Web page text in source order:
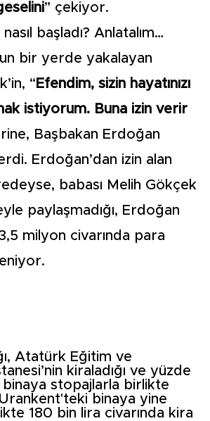
” çekiyor.
başladı? Anlatalım…
bir yerde yakalayan
“ Efendim, sizin hayatınızı
istiyorum. Buna izin verir
Başbakan Erdoğan
Erdoğan’dan izin alan
babası Melih Gökçek
paylaşmadığı, Erdoğan
milyon civarında para
Atatürk Eğitim ve
kiraladığı ve yüzde
binaya stopajlarla birlikte
binaya yine
180 bin lira civarında kira